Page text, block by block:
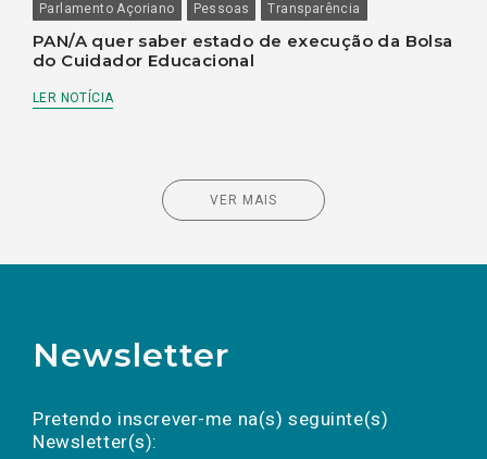
Parlamento Açoriano
Pessoas Transparência
PAN/A quer saber estado de execução da Bolsa
do Cuidador Educacional
LER NOTÍCIA
VER MAIS
Newsletter
Pretendo inscrever-me na(s) seguinte(s)
Newsletter(s):
a(s) newsletter(s).
mail